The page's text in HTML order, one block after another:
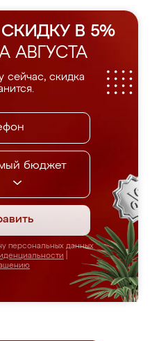
В 5%
АВГУСТА
сейчас, скидка
бюджет
персональных данных